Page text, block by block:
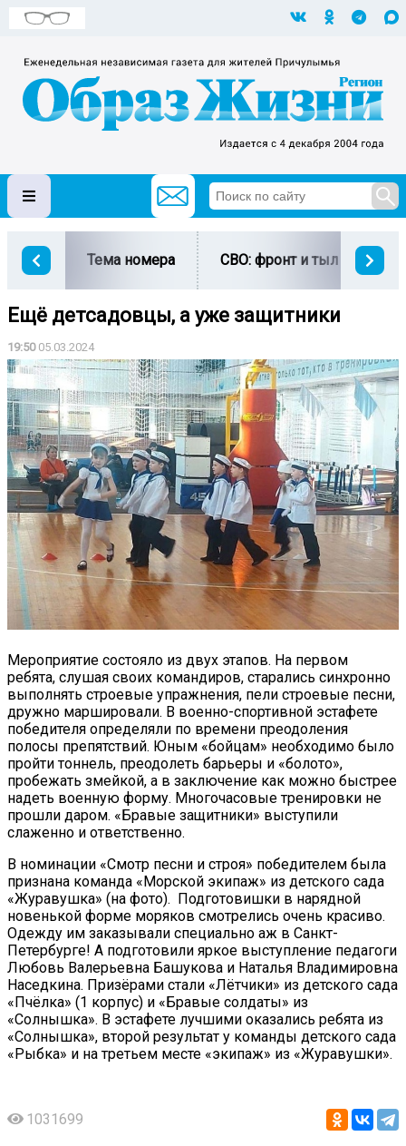
Тема номера СВО: фронт и тыл
Ещё детсадовцы, а уже защитники
19:5005.03.2024
Мероприятие состояло из двух этапов. На первом
ребята, слушая своих командиров, старались синхронно
выполнять строевые упражнения, пели строевые песни,
дружно маршировали. В военно-спортивной эстафете
победителя определяли по времени преодоления
полосы препятствий. Юным «бойцам» необходимо было
пройти тоннель, преодолеть барьеры и «болото»,
пробежать змейкой, а в заключение как можно быстрее
надеть военную форму. Многочасовые тренировки не
прошли даром. «Бравые защитники» выступили
слаженно и ответственно.
В номинации «Смотр песни и строя» победителем была
признана команда «Морской экипаж» из детского сада
«Журавушка» (на фото). Подготовишки в нарядной
новенькой форме моряков смотрелись очень красиво.
Одежду им заказывали специально аж в Санкт-
Петербурге! А подготовили яркое выступление педагоги
Любовь Валерьевна Башукова и Наталья Владимировна
Наседкина. Призёрами стали «Лётчики» из детского сада
«Пчёлка» (1 корпус) и «Бравые солдаты» из
«Солнышка». В эстафете лучшими оказались ребята из
«Солнышка», второй результат у команды детского сада
«Рыбка» и на третьем месте «экипаж» из «Журавушки».
1031699